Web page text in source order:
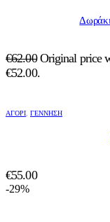
€62.00 Original price
€52.00.
ΑΓΌΡΙ ΓΈΝΝΗΣΗ
€55.00
-29%